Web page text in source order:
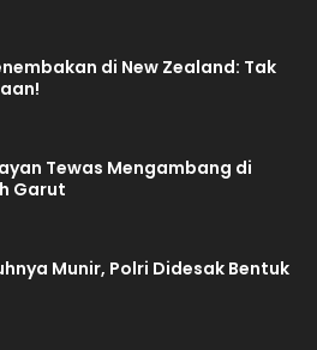
di New Zealand: Tak
Tewas Mengambang di
Garut
Munir, Polri Didesak Bentuk